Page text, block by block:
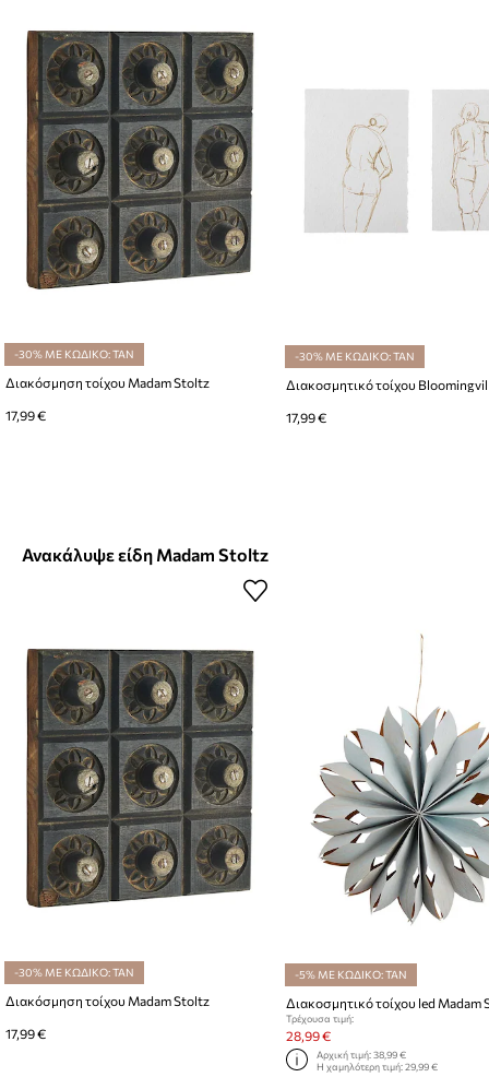
-30% ΜΕ ΚΩΔΙΚΟ: TAN
Διακόσμηση τοίχου Madam Stoltz
17,99 €
-30% ΜΕ ΚΩΔΙΚΟ: TAN
17,99 €
Ανακάλυψε είδη Madam Stoltz
-30% ΜΕ ΚΩΔΙΚΟ: TAN
Διακόσμηση τοίχου Madam Stoltz
17,99 €
-5% ΜΕ ΚΩΔΙΚΟ: TAN
Διακοσμητικό τοίχου led Madam
Τρέχουσα τιμή:
28,99 €
Αρχική τιμή:38,99 €
Η χαμηλότερη τιμή:29,99 €